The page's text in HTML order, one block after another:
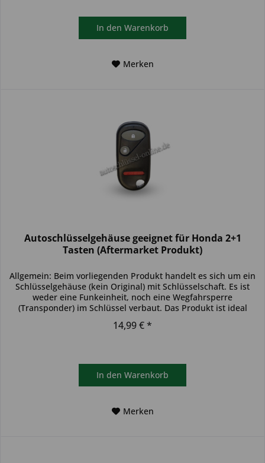
In den Warenkorb
Merken
Autoschlüsselgehäuse geeignet für Honda 2+1
Tasten (Aftermarket Produkt)
Allgemein: Beim vorliegenden Produkt handelt es sich um ein
Schlüsselgehäuse (kein Original) mit Schlüsselschaft. Es ist
weder eine Funkeinheit, noch eine Wegfahrsperre
(Transponder) im Schlüssel verbaut. Das Produkt ist ideal
14,99 € *
In den Warenkorb
Merken